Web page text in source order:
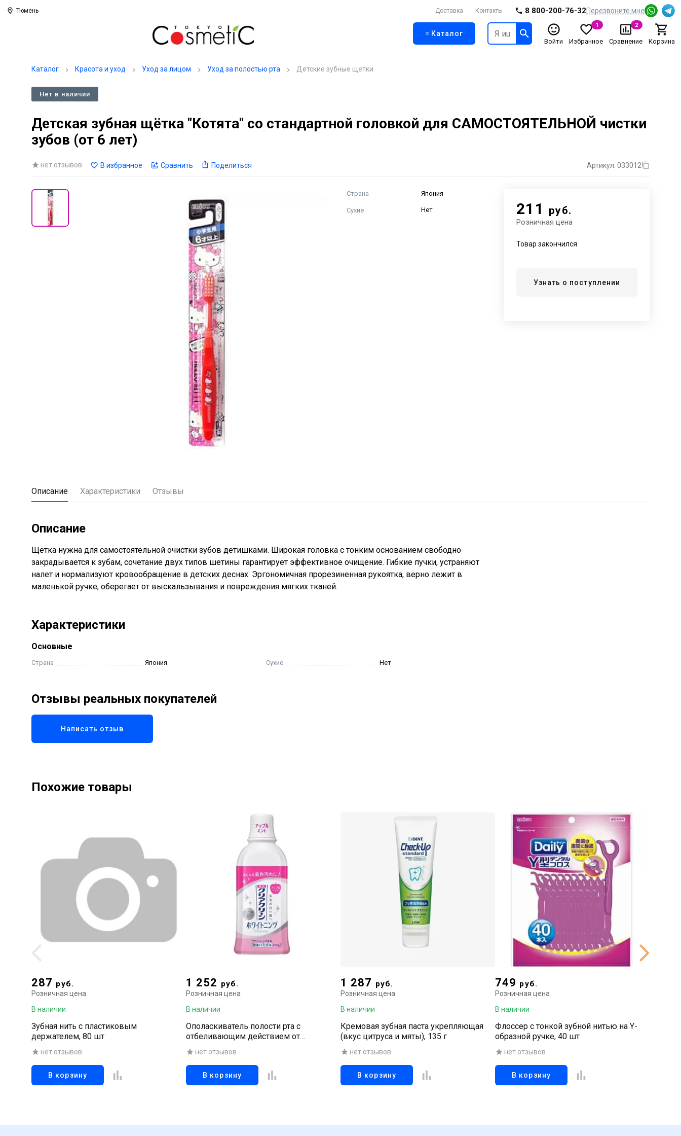
Тюмень Доставка Контакты 8 800-200-76-32Перезвоните мне
Каталог
Войти Избранное
1
Сравнение
2
Корзина
Каталог Красота и уход Уход за лицом Уход за полостью рта Детские зубные щетки
Нет в наличии
Детская зубная щётка "Котята" со стандартной головкой для САМОСТОЯТЕЛЬНОЙ чистки
зубов (от 6 лет)
нет отзывов В избранное Сравнить Поделиться Артикул: 033012
Страна Япония
Сухие Нет 211 руб.
Розничная цена
Товар закончился
Узнать о поступлении
Описание Характеристики Отзывы
Описание
Щетка нужна для самостоятельной очистки зубов детишками. Широкая головка с тонким основанием свободно
закрадывается к зубам, сочетание двух типов шетины гарантирует эффективное очищение. Гибкие пучки, устраняют
налет и нормализуют кровообращение в детских деснах. Эргономичная прорезиненная рукоятка, верно лежит в
маленькой ручке, оберегает от выскальзывания и повреждения мягких тканей.
Характеристики
Основные
Страна Япония Сухие Нет
Отзывы реальных покупателей
Написать отзыв
Похожие товары
287 руб.
Розничная цена
В наличии
Зубная нить с пластиковым
держателем, 80 шт
нет отзывов
В корзину
1 252 руб.
Розничная цена
В наличии
Ополаскиватель полости рта с
отбеливающим действием от
пигментного и табачного налёта
(жидкая зубная паста / со спиртом), 600
мл
нет отзывов
В корзину
1 287 руб.
Розничная цена
В наличии
Кремовая зубная паста укрепляющая
(вкус цитруса и мяты), 135 г
нет отзывов
В корзину
749 руб.
Розничная цена
В наличии
Флоссер с тонкой зубной нитью на Y-
образной ручке, 40 шт
нет отзывов
В корзину